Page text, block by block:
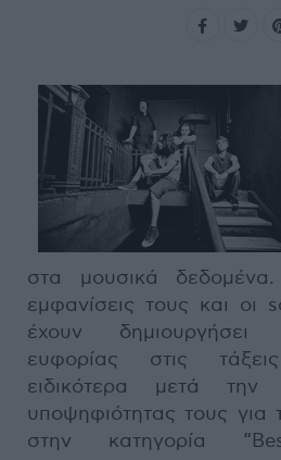
στα μουσικά δεδομένα.
εμφανίσεις τους και οι
έχουν
ευφορίας στις
ειδικότερα μετά την
υποψηφιότητας τους για
στην κατηγορία